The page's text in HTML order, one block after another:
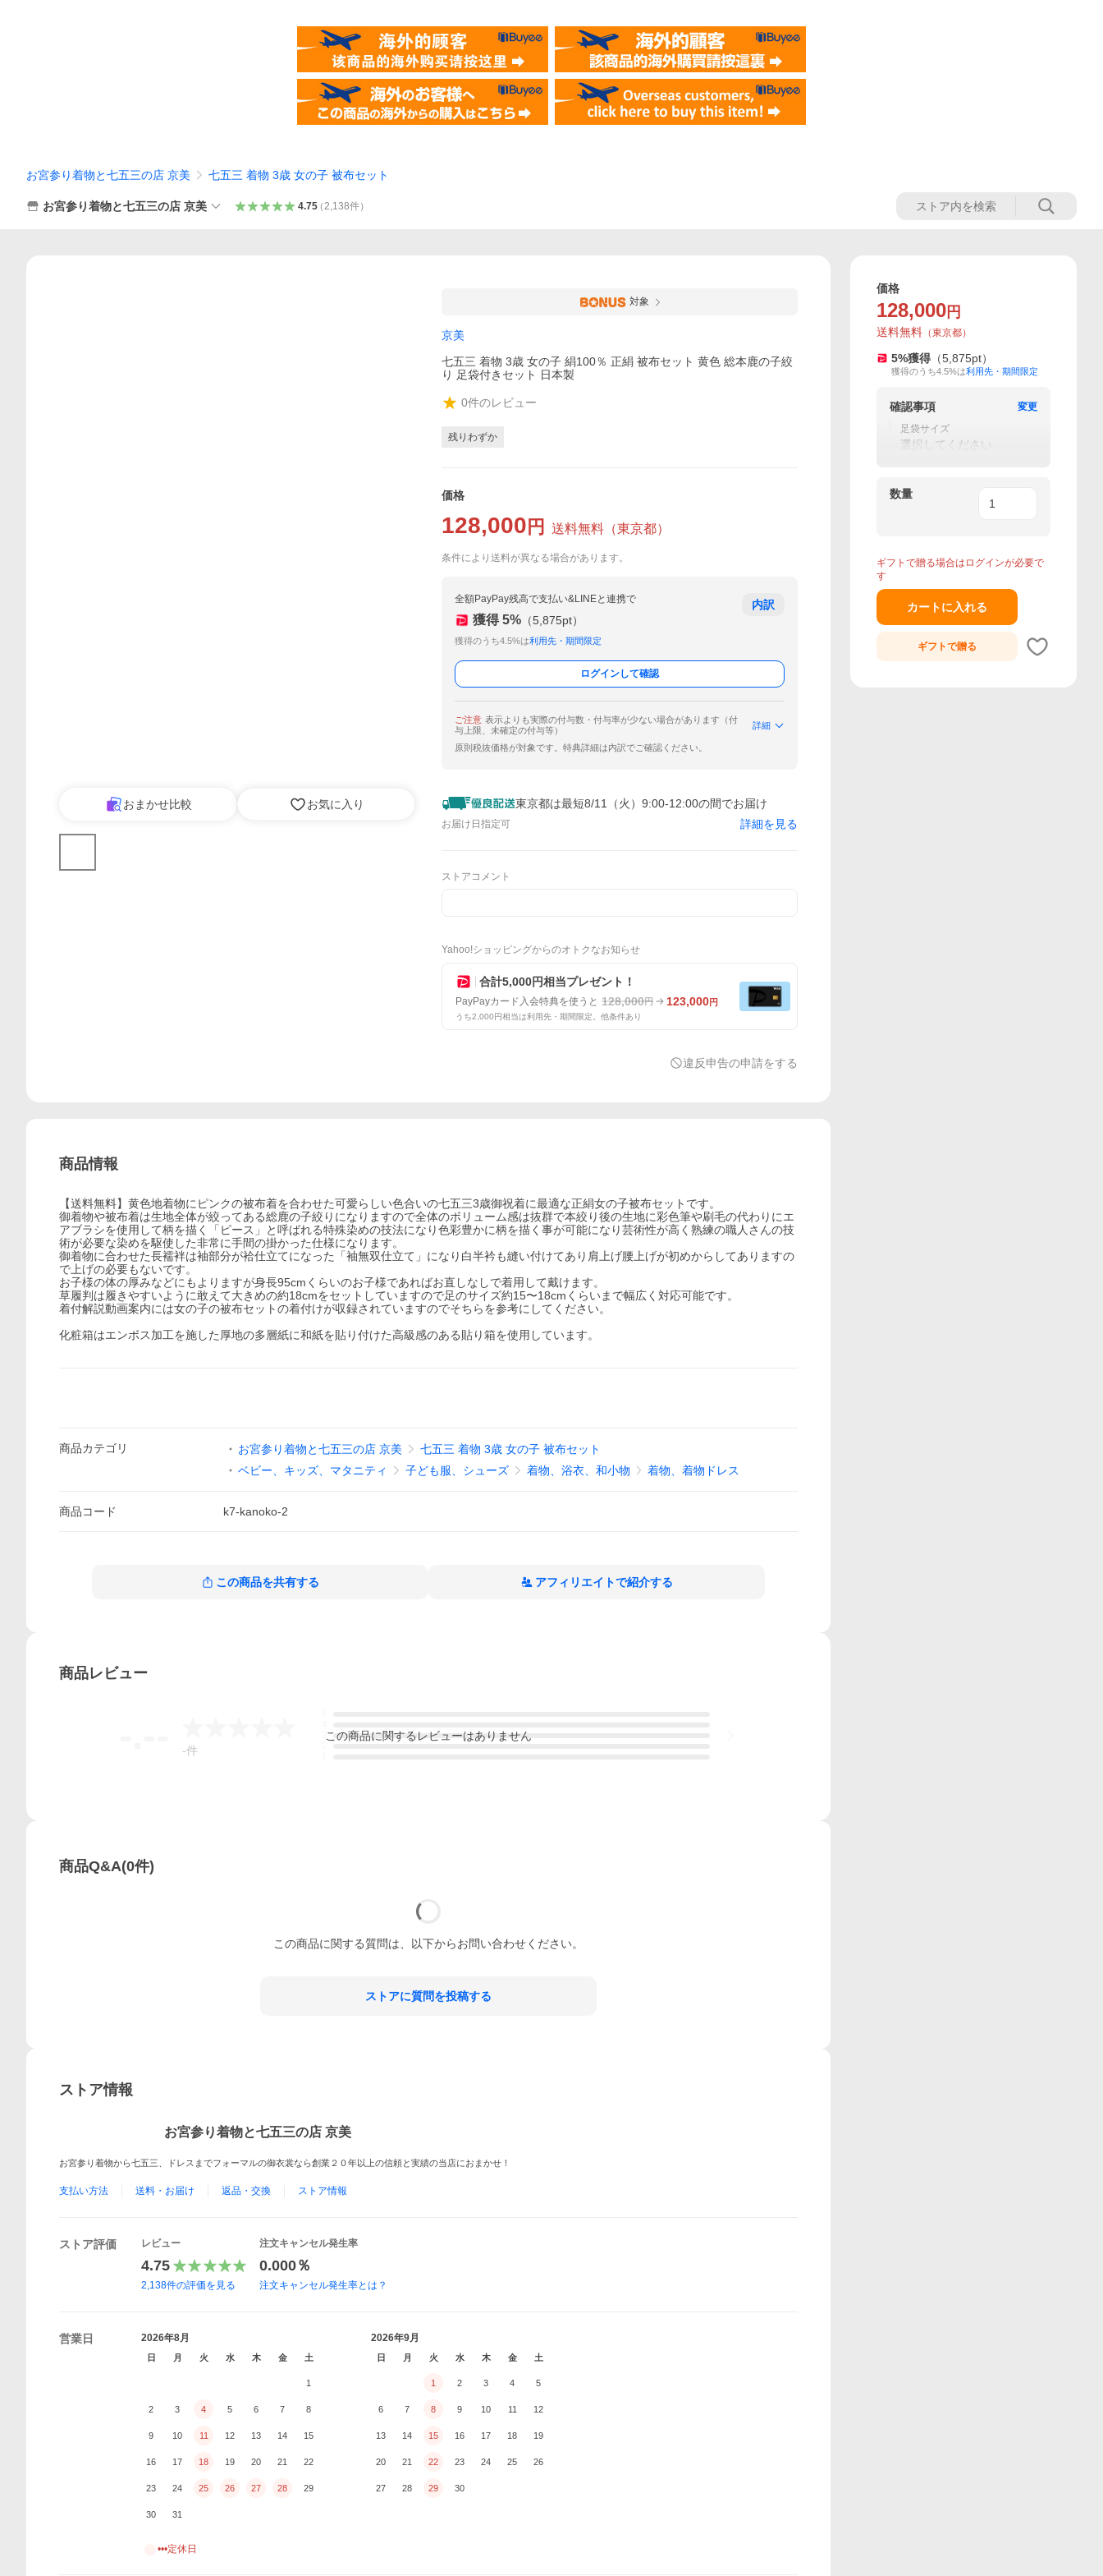
お宮参り着物と七五三の店 京美 七五三 着物 3歳 女の子 被布セット
お宮参り着物と七五三の店 京美 4.75（2,138件）
おまかせ比較 お気に入り
対象
京美
七五三 着物 3歳 女の子 絹100％ 正絹 被布セット 黄色 総本鹿の子絞
り 足袋付きセット 日本製
0件のレビュー
残りわずか
価格
128,000 円 送料無料 （東京都）
条件により送料が異なる場合があります。
全額PayPay残高で支払い&LINEと連携で
獲得 5% （5,875pt）
獲得のうち4.5%は利用先・期間限定
内訳
ログインして確認
ご注意 表示よりも実際の付与数・付与率が少ない場合があります（付
与上限、未確定の付与等）
詳細
原則税抜価格が対象です。特典詳細は内訳でご確認ください。
東京都は最短8/11（火）9:00-12:00の間でお届け
お届け日指定可 詳細を見る
ストアコメント
Yahoo!ショッピングからのオトクなお知らせ
合計5,000円相当プレゼント！
PayPayカード入会特典を使うと 128,000円 123,000円
うち2,000円相当は利用先・期間限定。他条件あり
違反申告の申請をする
商品情報
【送料無料】黄色地着物にピンクの被布着を合わせた可愛らしい色合いの七五三3歳御祝着に最適な正絹女の子被布セットです。
御着物や被布着は生地全体が絞ってある総鹿の子絞りになりますので全体のボリューム感は抜群で本絞り後の生地に彩色筆や刷毛の代わりにエ
アブラシを使用して柄を描く「ピース」と呼ばれる特殊染めの技法になり色彩豊かに柄を描く事が可能になり芸術性が高く熟練の職人さんの技
術が必要な染めを駆使した非常に手間の掛かった仕様になります。
御着物に合わせた長襦袢は袖部分が袷仕立てになった「袖無双仕立て」になり白半衿も縫い付けてあり肩上げ腰上げが初めからしてありますの
で上げの必要もないです。
お子様の体の厚みなどにもよりますが身長95cmくらいのお子様であればお直しなしで着用して戴けます。
草履判は履きやすいように敢えて大きめの約18cmをセットしていますので足のサイズ約15〜18cmくらいまで幅広く対応可能です。
着付解説動画案内には女の子の被布セットの着付けが収録されていますのでそちらを参考にしてください。
化粧箱はエンボス加工を施した厚地の多層紙に和紙を貼り付けた高級感のある貼り箱を使用しています。
商品カテゴリ お宮参り着物と七五三の店 京美
七五三 着物 3歳 女の子 被布セット
ベビー、キッズ、マタニティ
子ども服、シューズ 着物、浴衣、和小物 着物、着物ドレス
商品コード k7-kanoko-2
この商品を共有する アフィリエイトで紹介する
商品レビュー
-件
この商品に関するレビューはありません
商品Q&A(0件)
この商品に関する質問は、以下からお問い合わせください。
ストアに質問を投稿する
ストア情報
お宮参り着物と七五三の店 京美
お宮参り着物から七五三、ドレスまでフォーマルの御衣裳なら創業２０年以上の信頼と実績の当店におまかせ！
支払い方法 送料・お届け 返品・交換 ストア情報
ストア評価 レビュー
4.75
2,138件の評価を見る
注文キャンセル発生率
0.000％
注文キャンセル発生率とは？
営業日 2026年8月
日 月 火 水 木 金 土
1
2 3 4 5 6 7 8
9 10 11 12 13 14 15
16 17 18 19 20 21 22
23 24 25 26 27 28 29
30 31
2026年9月
日 月 火 水 木 金 土
1 2 3 4 5
6 7 8 9 10 11 12
13 14 15 16 17 18 19
20 21 22 23 24 25 26
27 28 29 30
•••定休日
価格
128,000 円
送料無料 （東京都）
5%獲得 （5,875pt）
獲得のうち4.5%は利用先・期間限定
確認事項
変更
足袋サイズ
選択してください
数量
ギフトで贈る場合はログインが必要で
す
カートに入れる
ギフトで贈る